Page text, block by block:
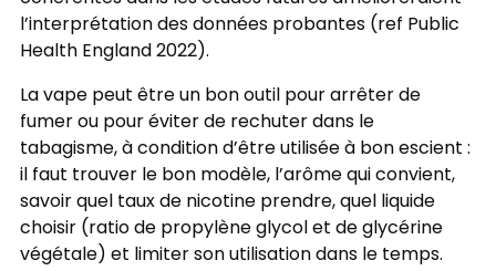
l’interprétation des données probantes (ref Public
Health England 2022).
La vape peut être un bon outil pour arrêter de
fumer ou pour éviter de rechuter dans le
tabagisme, à condition d’être utilisée à bon escient :
il faut trouver le bon modèle, l’arôme qui convient,
savoir quel taux de nicotine prendre, quel liquide
choisir (ratio de propylène glycol et de glycérine
végétale) et limiter son utilisation dans le temps.